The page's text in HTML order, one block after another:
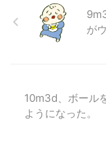
が
10m3d、ボール
ようになった。